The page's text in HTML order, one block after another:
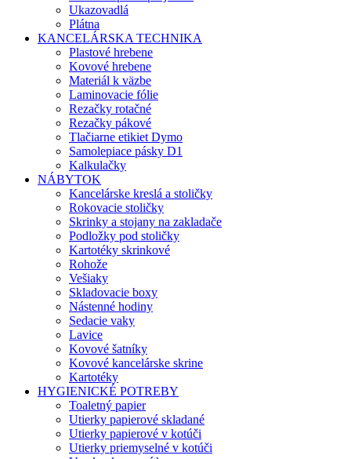
Ukazovadlá
Plátna
KANCELÁRSKA TECHNIKA
Plastové hrebene
Kovové hrebene
Materiál k väzbe
Laminovacie fólie
Rezačky rotačné
Rezačky pákové
Tlačiarne etikiet Dymo
Samolepiace pásky D1
Kalkulačky
NÁBYTOK
Kancelárske kreslá a stoličky
Rokovacie stoličky
Skrinky a stojany na zakladače
Podložky pod stoličky
Kartotéky skrinkové
Rohože
Vešiaky
Skladovacie boxy
Nástenné hodiny
Sedacie vaky
Lavice
Kovové šatníky
Kovové kancelárske skrine
Kartotéky
HYGIENICKÉ POTREBY
Toaletný papier
Utierky papierové skladané
Utierky papierové v kotúči
Utierky priemyselné v kotúči